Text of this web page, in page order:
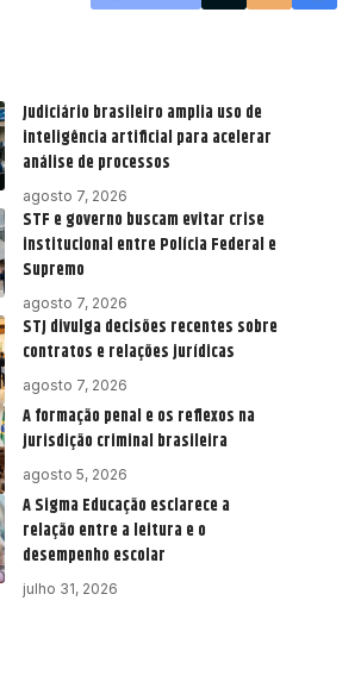
Judiciário brasileiro amplia uso de
inteligência artificial para acelerar
análise de processos
agosto 7, 2026
STF e governo buscam evitar crise
institucional entre Polícia Federal e
Supremo
agosto 7, 2026
STJ divulga decisões recentes sobre
contratos e relações jurídicas
agosto 7, 2026
A formação penal e os reflexos na
jurisdição criminal brasileira
agosto 5, 2026
A Sigma Educação esclarece a
relação entre a leitura e o
desempenho escolar
julho 31, 2026